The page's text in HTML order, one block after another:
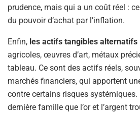
prudence, mais qui a un coût réel :
du pouvoir d’achat par l’inflation.
Enfin, les actifs tangibles alternatifs
agricoles, œuvres d’art, métaux
tableau. Ce sont des actifs réels,
marchés financiers, qui apportent
contre certains risques systémiques.
dernière famille que l’or et l’argent